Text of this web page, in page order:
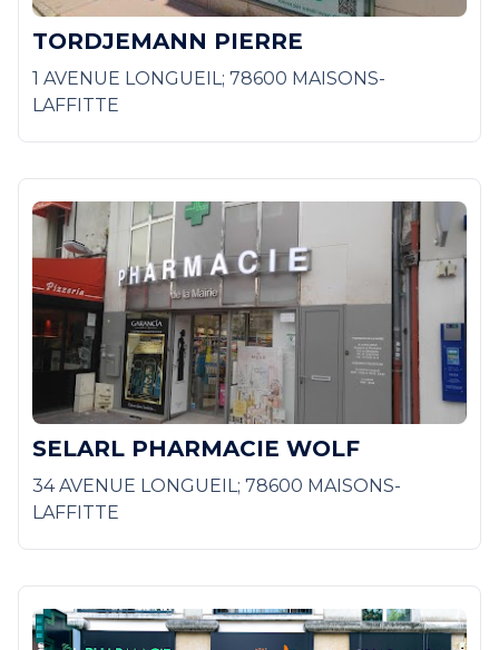
TORDJEMANN PIERRE
1 AVENUE LONGUEIL; 78600 MAISONS-
LAFFITTE
SELARL PHARMACIE WOLF
34 AVENUE LONGUEIL; 78600 MAISONS-
LAFFITTE